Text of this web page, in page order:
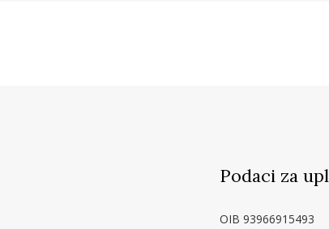
Podaci za
OIB 93966915493